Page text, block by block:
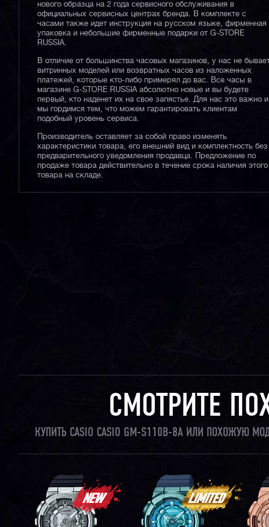
нового образца на 2 года сервисного обслуживания в
официальных сервисных центрах бренда. В комплекте с
часами также идет инструкция на русском языке, фирменная
упаковка и небольшие фирменные подарки от G-STORE
RUSSIA.
В отличие от большинства часовых магазинов, у нас не
витринных моделей или возвратных часов из наложенных
платежей, которые кто-либо примерял до вас. Все часы в
магазине G-STORE RUSSIA абсолютно новые и вы будете
первый, кто наденет их на свое запястье. Для нас это важно и
мы гордимся тем, что можем гарантировать клиентам
подобный уровень сервиса.
Производитель оставляет за собой право изменять
характеристики товара, его внешний вид и комплектность без
предварительного уведомления продавца. Предложение по
продаже товара действительно в течение срока наличия этого
товара на складе.
СМОТРИТЕ
КУПИТЬ CASIO CASIO GM-S110B-8A ИЛИ ПОХОЖУЮ